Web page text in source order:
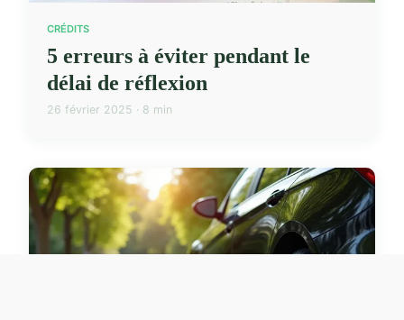
CRÉDITS
5 erreurs à éviter pendant le
délai de réflexion
26 février 2025 · 8 min